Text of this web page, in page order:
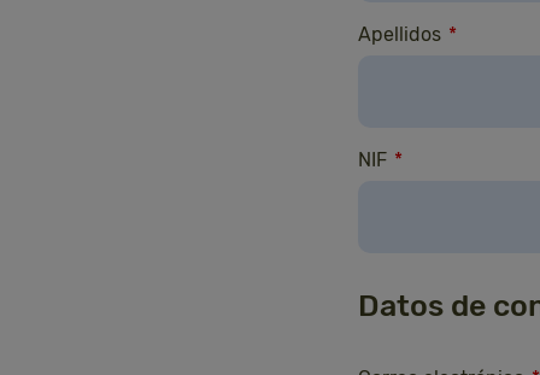
Apellidos *
NIF *
Datos de